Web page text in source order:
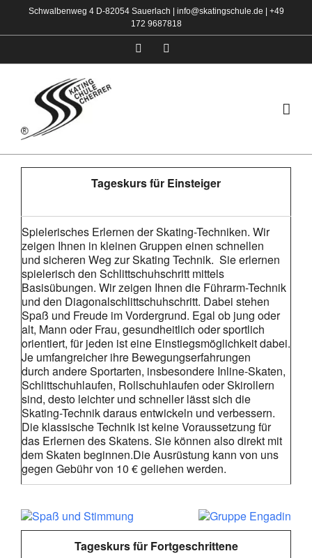
Schwalbenweg 4 D-82054 Sauerlach | info@skatingschule.de
+49
172 9687818
Facebook
Tageskurs für Einsteiger
Spielerisches Erlernen der Skating-Techniken. Wir
zeigen Ihnen in kleinen Gruppen einen schnellen
und sicheren Weg zur Skating Technik. Sie erlernen
spielerisch den Schlittschuhschritt mittels
Basisübungen. Wir zeigen Ihnen die Führarm-Technik
und den Diagonalschlittschuhschritt. Dabei stehen
Spaß und Freude im Vordergrund. Egal ob jung oder
alt, Mann oder Frau, gesundheitlich oder sportlich
orientiert, für jeden ist eine Einstiegsmöglichkeit dabei.
Je umfangreicher ihre Bewegungserfahrungen
durch andere Sportarten, insbesondere Inline-Skaten,
Schlittschuhlaufen, Rollschuhlaufen oder Skirollern
sind, desto leichter und schneller lässt sich die
Skating-Technik daraus entwickeln und verbessern.
Die klassische Technik ist keine Voraussetzung für
das Erlernen des Skatens. Sie können also direkt mit
dem Skaten beginnen.Die Ausrüstung kann von uns
gegen Gebühr von 10 € geliehen werden.
Tageskurs für Fortgeschrittene